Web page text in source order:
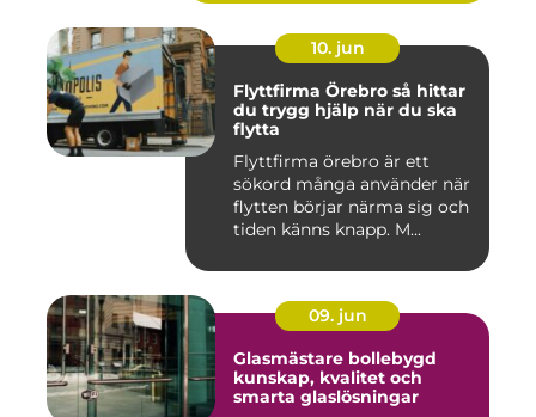
10. jun
Flyttfirma Örebro så hittar
du trygg hjälp när du ska
flytta
Flyttfirma örebro är ett
sökord många använder när
flytten börjar närma sig och
tiden känns knapp. M...
09. jun
Glasmästare bollebygd
kunskap, kvalitet och
smarta glaslösningar